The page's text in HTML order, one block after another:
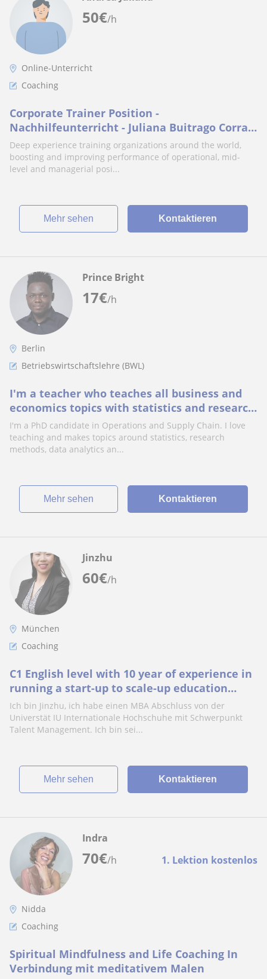
50€/h
Online-Unterricht
Coaching
Corporate Trainer Position -
Nachhilfeunterricht - Juliana Buitrago Corral
- Germany
Deep experience training organizations around the world,
boosting and improving performance of operational, mid-
level and managerial posi...
Mehr sehen Kontaktieren
17€/h
Prince Bright
Berlin
Betriebswirtschaftslehre (BWL)
I'm a teacher who teaches all business and
economics topics with statistics and research
methods.
I'm a PhD candidate in Operations and Supply Chain. I love
teaching and makes topics around statistics, research
methods, data analytics an...
Mehr sehen Kontaktieren
60€/h
Jinzhu
München
Coaching
C1 English level with 10 year of experience in
running a start-up to scale-up education
business. Passionate about training.
Ich bin Jinzhu, ich habe einen MBA Abschluss von der
Universtät IU Internationale Hochschuhe mit Schwerpunkt
Talent Management. Ich bin sei...
Mehr sehen Kontaktieren
70€/h 1. Lektion kostenlos
Indra
Nidda
Coaching
Spiritual Mindfulness and Life Coaching In
Verbindung mit meditativem Malen